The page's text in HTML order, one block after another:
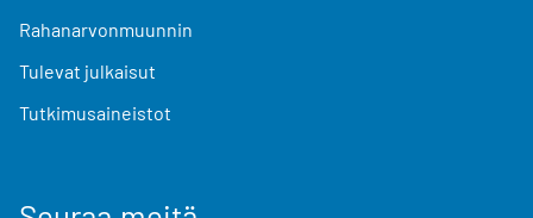
Rahanarvonmuunnin
Tulevat julkaisut
Tutkimusaineistot